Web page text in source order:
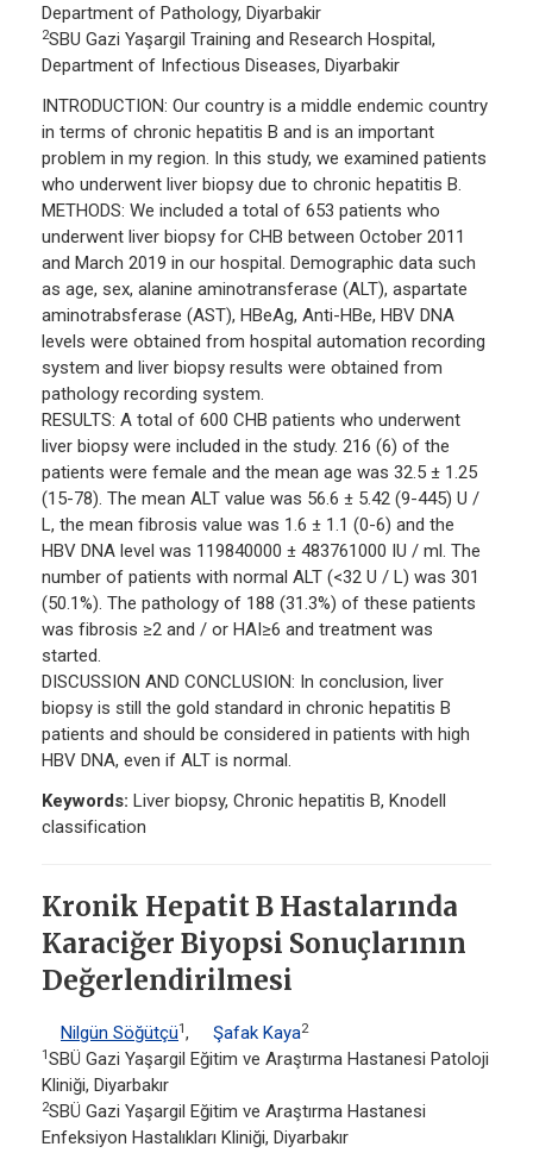
Department of Pathology, Diyarbakir
2SBU Gazi Yaşargil Training and Research Hospital,
Department of Infectious Diseases, Diyarbakir
INTRODUCTION: Our country is a middle endemic country
in terms of chronic hepatitis B and is an important
problem in my region. In this study, we examined patients
who underwent liver biopsy due to chronic hepatitis B.
METHODS: We included a total of 653 patients who
underwent liver biopsy for CHB between October 2011
and March 2019 in our hospital. Demographic data such
as age, sex, alanine aminotransferase (ALT), aspartate
aminotrabsferase (AST), HBeAg, Anti-HBe, HBV DNA
levels were obtained from hospital automation recording
system and liver biopsy results were obtained from
pathology recording system.
RESULTS: A total of 600 CHB patients who underwent
liver biopsy were included in the study. 216 (6) of the
patients were female and the mean age was 32.5 ± 1.25
(15-78). The mean ALT value was 56.6 ± 5.42 (9-445) U /
L, the mean fibrosis value was 1.6 ± 1.1 (0-6) and the
HBV DNA level was 119840000 ± 483761000 IU / ml. The
number of patients with normal ALT (<32 U / L) was 301
(50.1%). The pathology of 188 (31.3%) of these patients
was fibrosis ≥2 and / or HAI≥6 and treatment was
started.
DISCUSSION AND CONCLUSION: In conclusion, liver
biopsy is still the gold standard in chronic hepatitis B
patients and should be considered in patients with high
HBV DNA, even if ALT is normal.
Keywords: Liver biopsy, Chronic hepatitis B, Knodell
classification
Kronik Hepatit B Hastalarında
Karaciğer Biyopsi Sonuçlarının
Değerlendirilmesi
Nilgün Söğütçü1, Şafak Kaya2
1SBÜ Gazi Yaşargil Eğitim ve Araştırma Hastanesi Patoloji
Kliniği, Diyarbakır
2SBÜ Gazi Yaşargil Eğitim ve Araştırma Hastanesi
Enfeksiyon Hastalıkları Kliniği, Diyarbakır